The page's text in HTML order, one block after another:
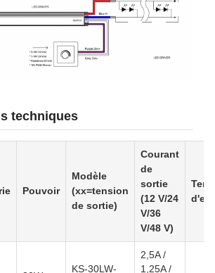
techniques
Pouvoir
Modèle
(xx=tension
de sortie)
Courant
de
sortie
(12 V/24
V/36
V/48 V)
KS-30LW-
2,5A /
1,25A /